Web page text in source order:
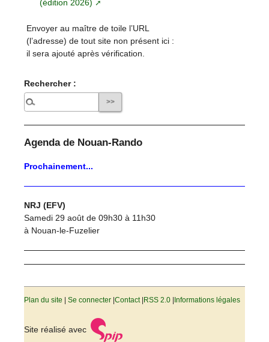
(édition 2026)
Envoyer au maître de toile l’URL
(l’adresse) de tout site non présent ici :
il sera ajouté après vérification.
Rechercher :
Agenda de Nouan-Rando
Prochainement...
NRJ (EFV)
Samedi 29 août de 09h30 à 11h30
à Nouan-le-Fuzelier
Plan du site |Se connecter |Contact| RSS 2.0 Informations légales
Site réalisé avec